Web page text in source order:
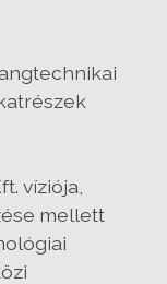
víziója,
mellett